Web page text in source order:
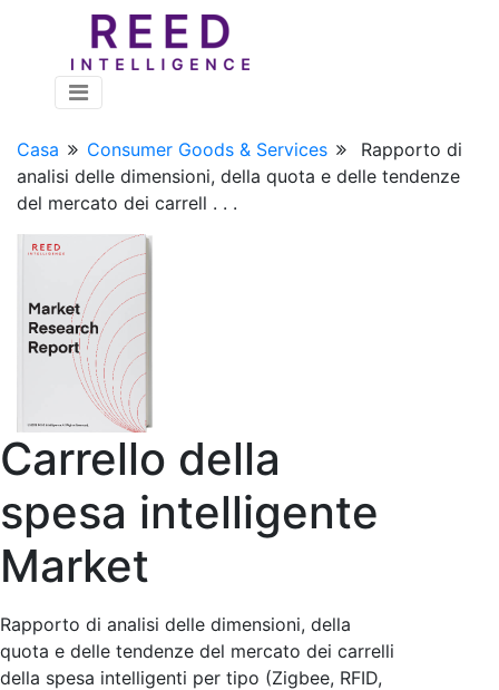
Casa Consumer Goods & Services
Rapporto di
analisi delle dimensioni, della quota e delle tendenze
del mercato dei carrell . . .
Carrello della
spesa intelligente
Market
Rapporto di analisi delle dimensioni, della
quota e delle tendenze del mercato dei carrelli
della spesa intelligenti per tipo (Zigbee, RFID,